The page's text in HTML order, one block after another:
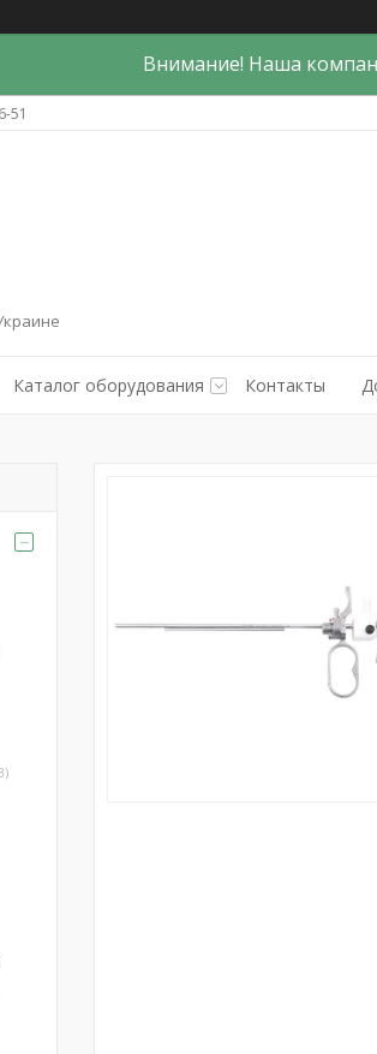
Внимание! Наша
51
Каталог оборудования Контакты